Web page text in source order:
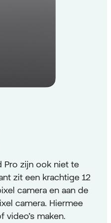
Pro zijn ook niet te
zit een krachtige 12
camera en aan de
camera. Hiermee
video’s maken.